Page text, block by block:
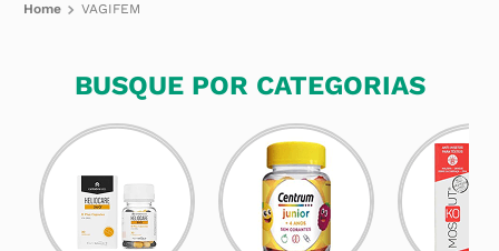
VAGIFEM
BUSQUE POR CATEGORIAS